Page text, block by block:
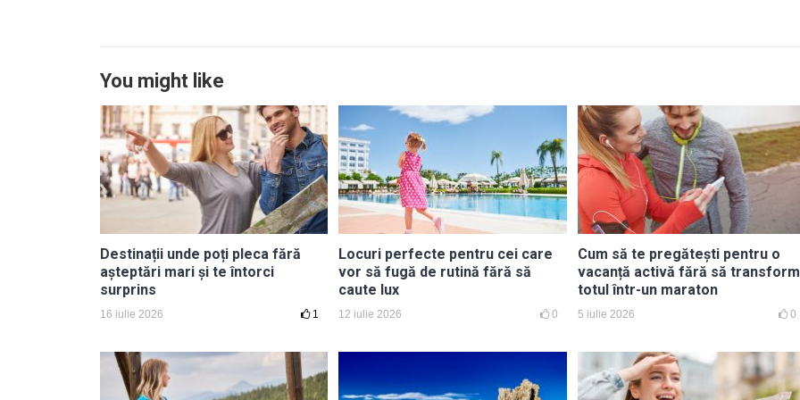
You might like
Destinații unde poți pleca fără
așteptări mari și te întorci
surprins
16 iulie 2026 1
Locuri perfecte pentru cei care
vor să fugă de rutină fără să
caute lux
12 iulie 2026 0
Cum să te pregătești pentru o
vacanță activă fără să
totul într-un maraton
5 iulie 2026 0